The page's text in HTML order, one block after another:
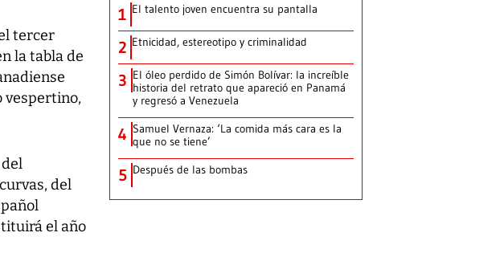
tercer
la tabla de
vespertino,
del
el año
1 El talento joven encuentra su pantalla​
2 Etnicidad, estereotipo y criminalidad
3 El óleo perdido de Simón Bolívar: la increíble
historia del retrato que apareció en Panamá
y regresó a Venezuela
4 Samuel Vernaza: ‘La comida más cara es la
que no se tiene’
5 Después de las bombas